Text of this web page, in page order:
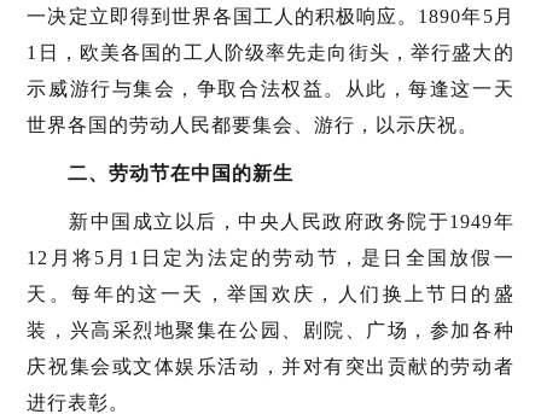
一决定立即得到世界各国工人的积极响应。1890年5月
1日，欧美各国的工人阶级率先走向街头，举行盛大的
示威游行与集会，争取合法权益。从此，每逢这一天
世界各国的劳动人民都要集会、游行，以示庆祝。
二、劳动节在中国的新生
新中国成立以后，中央人民政府政务院于1949年
12月将5月1日定为法定的劳动节，是日全国放假一
天。每年的这一天，举国欢庆，人们换上节日的盛
装，兴高采烈地聚集在公园、剧院、广场，参加各种
庆祝集会或文体娱乐活动，并对有突出贡献的劳动者
进行表彰。